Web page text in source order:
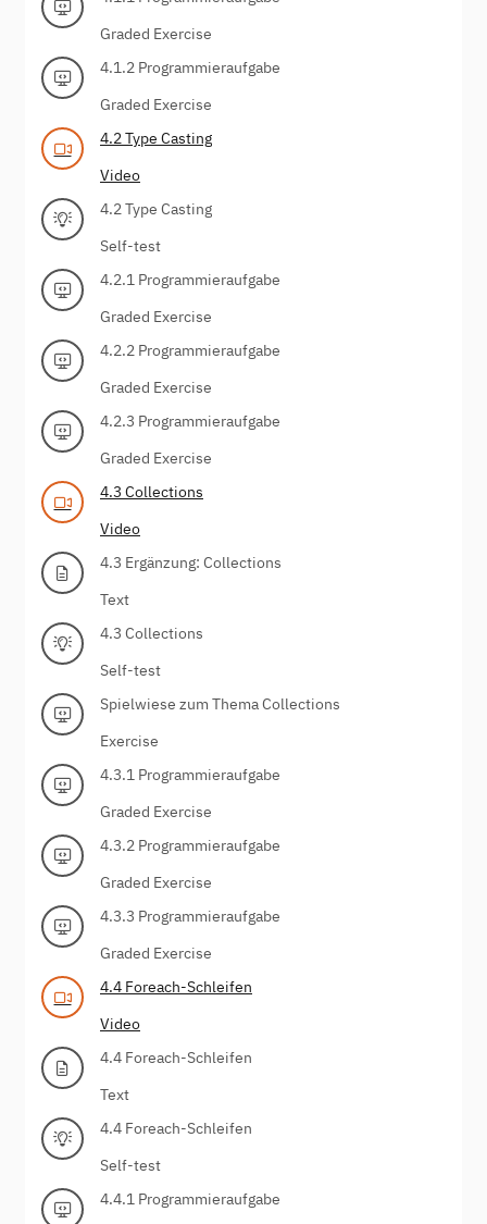
Graded Exercise
4.1.2 Programmieraufgabe
Graded Exercise
4.2 Type Casting
Video
4.2 Type Casting
Self-test
4.2.1 Programmieraufgabe
Graded Exercise
4.2.2 Programmieraufgabe
Graded Exercise
4.2.3 Programmieraufgabe
Graded Exercise
4.3 Collections
Video
4.3 Ergänzung: Collections
Text
4.3 Collections
Self-test
Spielwiese zum Thema Collections
Exercise
4.3.1 Programmieraufgabe
Graded Exercise
4.3.2 Programmieraufgabe
Graded Exercise
4.3.3 Programmieraufgabe
Graded Exercise
4.4 Foreach-Schleifen
Video
4.4 Foreach-Schleifen
Text
4.4 Foreach-Schleifen
Self-test
4.4.1 Programmieraufgabe